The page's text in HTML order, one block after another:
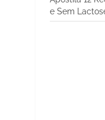
e Sem